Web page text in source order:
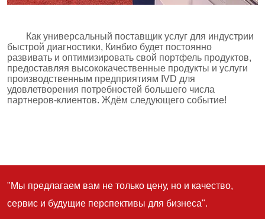
"Мы предлагаем вам не только цену, но и качество,
сервис и будущие перспективы для бизнеса".